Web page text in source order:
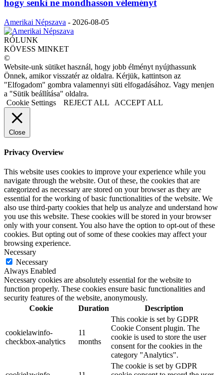
hogy senki ne mondhasson véleményt
Amerikai Népszava - 2026-08-05
RÓLUNK
KÖVESS MINKET
©
Website-unk sütiket használ, hogy jobb élményt nyújthassunk
Önnek, amikor visszatér az oldalra. Kérjük, kattintson az
"Elfogadom" gombra valamennyi süti elfogadásához. Vagy menjen
a "Sütik beállítása" oldalra.
Cookie Settings
REJECT ALL ACCEPT ALL
Close
Privacy Overview
This website uses cookies to improve your experience while you
navigate through the website. Out of these, the cookies that are
categorized as necessary are stored on your browser as they are
essential for the working of basic functionalities of the website. We
also use third-party cookies that help us analyze and understand how
you use this website. These cookies will be stored in your browser
only with your consent. You also have the option to opt-out of these
cookies. But opting out of some of these cookies may affect your
browsing experience.
Necessary
Necessary
Always Enabled
Necessary cookies are absolutely essential for the website to
function properly. These cookies ensure basic functionalities and
security features of the website, anonymously.
Cookie
Duration Description
cookielawinfo-
checkbox-analytics
11
months
This cookie is set by GDPR
Cookie Consent plugin. The
cookie is used to store the user
consent for the cookies in the
category "Analytics".
The cookie is set by GDPR